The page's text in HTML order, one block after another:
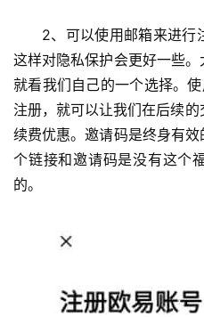
2、可以使用邮箱来进行
这样对隐私保护会更好一些
就看我们自己的一个选择。
注册，就可以让我们在后续
续费优惠。邀请码是终身有
个链接和邀请码是没有这个
的。